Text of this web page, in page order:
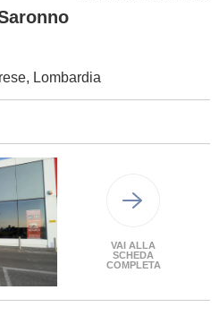
Lombardia
VAI ALLA
SCHEDA
COMPLETA